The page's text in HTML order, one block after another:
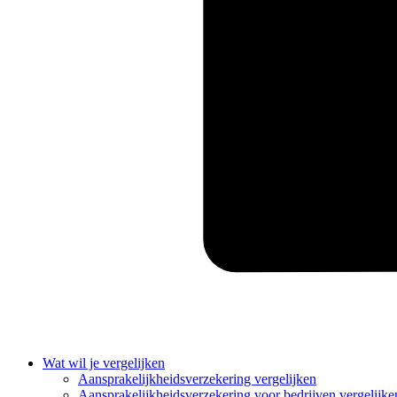
Wat wil je vergelijken
Aansprakelijkheidsverzekering vergelijken